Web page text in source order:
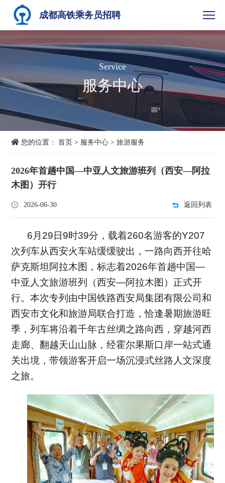
成都高铁乘务员招聘
Service
服务中心
您的位置：首页 > 服务中心 >旅游服务
2026年首趟中国—中亚人文旅游班列（西安—阿拉
木图）开行
2026-06-30 返回列表
6月29日9时39分，载着260名游客的Y207
次列车从西安火车站缓缓驶出，一路向西开往哈
萨克斯坦阿拉木图，标志着2026年首趟中国—
中亚人文旅游班列（西安—阿拉木图）正式开
行。本次专列由中国铁路西安局集团有限公司和
西安市文化和旅游局联合打造，恰逢暑期旅游旺
季，列车将沿着千年古丝绸之路向西，穿越河西
走廊、翻越天山山脉，经霍尔果斯口岸一站式通
关出境，带领游客开启一场沉浸式丝路人文深度
之旅。